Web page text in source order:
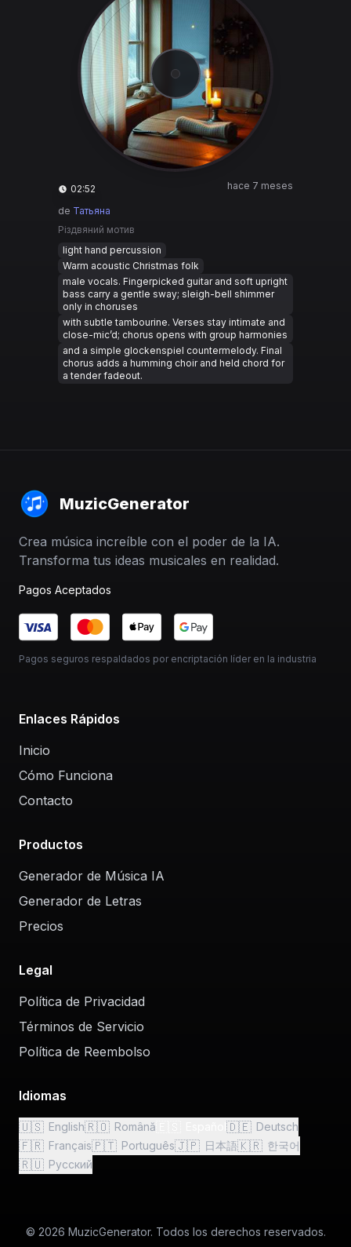
02:52 hace 7 meses
de Татьяна
Різдвяний мотив
light hand percussion
Warm acoustic Christmas folk
male vocals. Fingerpicked guitar and soft upright
bass carry a gentle sway; sleigh-bell shimmer
only in choruses
with subtle tambourine. Verses stay intimate and
close-mic’d; chorus opens with group harmonies
and a simple glockenspiel countermelody. Final
chorus adds a humming choir and held chord for
a tender fadeout.
MuzicGenerator
Crea música increíble con el poder de la IA.
Transforma tus ideas musicales en realidad.
Pagos Aceptados
Pagos seguros respaldados por encriptación líder en la industria
Enlaces Rápidos
Inicio
Cómo Funciona
Contacto
Productos
Generador de Música IA
Generador de Letras
Precios
Legal
Política de Privacidad
Términos de Servicio
Política de Reembolso
Idiomas
🇺🇸 English🇷🇴 Română 🇩🇪 Deutsch
🇫🇷 Français🇵🇹 Português🇯🇵 日本語🇰🇷 한국어
🇷🇺 Русский
© 2026 MuzicGenerator. Todos los derechos reservados.